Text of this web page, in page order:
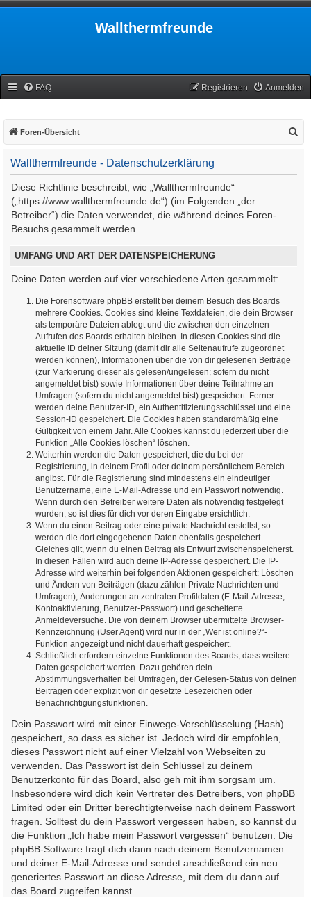
Wallthermfreunde
FAQ Anmelden
Registrieren
Foren-Übersicht
Wallthermfreunde - Datenschutzerklärung
Diese Richtlinie beschreibt, wie „Wallthermfreunde“
(„https://www.wallthermfreunde.de“) (im Folgenden „der
Betreiber“) die Daten verwendet, die während deines Foren-
Besuchs gesammelt werden.
UMFANG UND ART DER DATENSPEICHERUNG
Deine Daten werden auf vier verschiedene Arten gesammelt:
Die Forensoftware phpBB erstellt bei deinem Besuch des Boards
mehrere Cookies. Cookies sind kleine Textdateien, die dein Browser
als temporäre Dateien ablegt und die zwischen den einzelnen
Aufrufen des Boards erhalten bleiben. In diesen Cookies sind die
aktuelle ID deiner Sitzung (damit dir alle Seitenaufrufe zugeordnet
werden können), Informationen über die von dir gelesenen Beiträge
(zur Markierung dieser als gelesen/ungelesen; sofern du nicht
angemeldet bist) sowie Informationen über deine Teilnahme an
Umfragen (sofern du nicht angemeldet bist) gespeichert. Ferner
werden deine Benutzer-ID, ein Authentifizierungsschlüssel und eine
Session-ID gespeichert. Die Cookies haben standardmäßig eine
Gültigkeit von einem Jahr. Alle Cookies kannst du jederzeit über die
Funktion „Alle Cookies löschen“ löschen.
Weiterhin werden die Daten gespeichert, die du bei der
Registrierung, in deinem Profil oder deinem persönlichem Bereich
angibst. Für die Registrierung sind mindestens ein eindeutiger
Benutzername, eine E-Mail-Adresse und ein Passwort notwendig.
Wenn durch den Betreiber weitere Daten als notwendig festgelegt
wurden, so ist dies für dich vor deren Eingabe ersichtlich.
Wenn du einen Beitrag oder eine private Nachricht erstellst, so
werden die dort eingegebenen Daten ebenfalls gespeichert.
Gleiches gilt, wenn du einen Beitrag als Entwurf zwischenspeicherst.
In diesen Fällen wird auch deine IP-Adresse gespeichert. Die IP-
Adresse wird weiterhin bei folgenden Aktionen gespeichert: Löschen
und Ändern von Beiträgen (dazu zählen Private Nachrichten und
Umfragen), Änderungen an zentralen Profildaten (E-Mail-Adresse,
Kontoaktivierung, Benutzer-Passwort) und gescheiterte
Anmeldeversuche. Die von deinem Browser übermittelte Browser-
Kennzeichnung (User Agent) wird nur in der „Wer ist online?“-
Funktion angezeigt und nicht dauerhaft gespeichert.
Schließlich erfordern einzelne Funktionen des Boards, dass weitere
Daten gespeichert werden. Dazu gehören dein
Abstimmungsverhalten bei Umfragen, der Gelesen-Status von deinen
Beiträgen oder explizit von dir gesetzte Lesezeichen oder
Benachrichtigungsfunktionen.
Dein Passwort wird mit einer Einwege-Verschlüsselung (Hash)
gespeichert, so dass es sicher ist. Jedoch wird dir empfohlen,
dieses Passwort nicht auf einer Vielzahl von Webseiten zu
verwenden. Das Passwort ist dein Schlüssel zu deinem
Benutzerkonto für das Board, also geh mit ihm sorgsam um.
Insbesondere wird dich kein Vertreter des Betreibers, von phpBB
Limited oder ein Dritter berechtigterweise nach deinem Passwort
fragen. Solltest du dein Passwort vergessen haben, so kannst du
die Funktion „Ich habe mein Passwort vergessen“ benutzen. Die
phpBB-Software fragt dich dann nach deinem Benutzernamen
und deiner E-Mail-Adresse und sendet anschließend ein neu
generiertes Passwort an diese Adresse, mit dem du dann auf
das Board zugreifen kannst.